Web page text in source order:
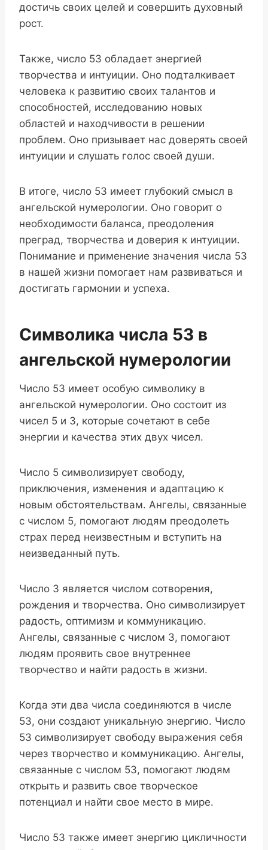
достичь своих целей и совершить духовный
рост.
Также, число 53 обладает энергией
творчества и интуиции. Оно подталкивает
человека к развитию своих талантов и
способностей, исследованию новых
областей и находчивости в решении
проблем. Оно призывает нас доверять своей
интуиции и слушать голос своей души.
В итоге, число 53 имеет глубокий смысл в
ангельской нумерологии. Оно говорит о
необходимости баланса, преодоления
преград, творчества и доверия к интуиции.
Понимание и применение значения числа 53
в нашей жизни помогает нам развиваться и
достигать гармонии и успеха.
Символика числа 53 в
ангельской нумерологии
Число 53 имеет особую символику в
ангельской нумерологии. Оно состоит из
чисел 5 и 3, которые сочетают в себе
энергии и качества этих двух чисел.
Число 5 символизирует свободу,
приключения, изменения и адаптацию к
новым обстоятельствам. Ангелы, связанные
с числом 5, помогают людям преодолеть
страх перед неизвестным и вступить на
неизведанный путь.
Число 3 является числом сотворения,
рождения и творчества. Оно символизирует
радость, оптимизм и коммуникацию.
Ангелы, связанные с числом 3, помогают
людям проявить свое внутреннее
творчество и найти радость в жизни.
Когда эти два числа соединяются в числе
53, они создают уникальную энергию. Число
53 символизирует свободу выражения себя
через творчество и коммуникацию. Ангелы,
связанные с числом 53, помогают людям
открыть и развить свое творческое
потенциал и найти свое место в мире.
Число 53 также имеет энергию цикличности